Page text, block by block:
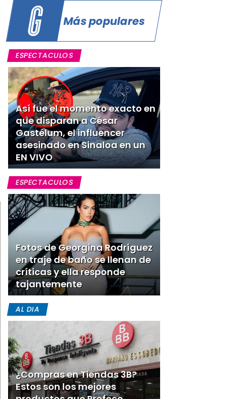
Más populares
ESPECTACULOS
Así fue el momento exacto en
que disparan a César
Gastélum, el influencer
asesinado en Sinaloa en un
EN VIVO
ESPECTACULOS
Fotos de Georgina Rodríguez
en traje de baño se llenan de
críticas y ella responde
tajantemente
AL DIA
¿Compras en Tiendas 3B?
Estos son los mejores